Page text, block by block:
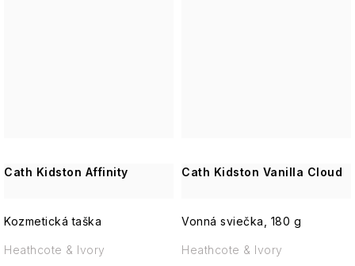
Cath Kidston Affinity
Kozmetická taška
Heathcote & Ivory
Cath Kidston Vanilla Cloud
Vonná sviečka, 180 g
Heathcote & Ivory